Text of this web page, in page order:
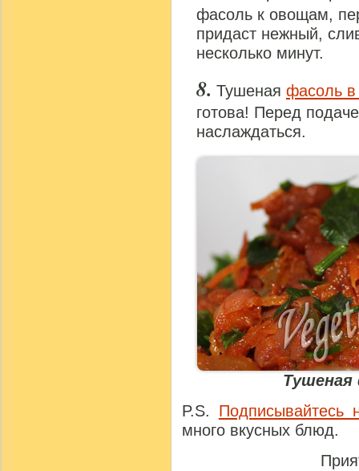
фасоль к овощам,
придаст нежный,
несколько минут.
Тушеная фасоль в
готова! Перед
наслаждаться.
Тушеная
P.S. Подписывайтесь
много вкусных блюд.